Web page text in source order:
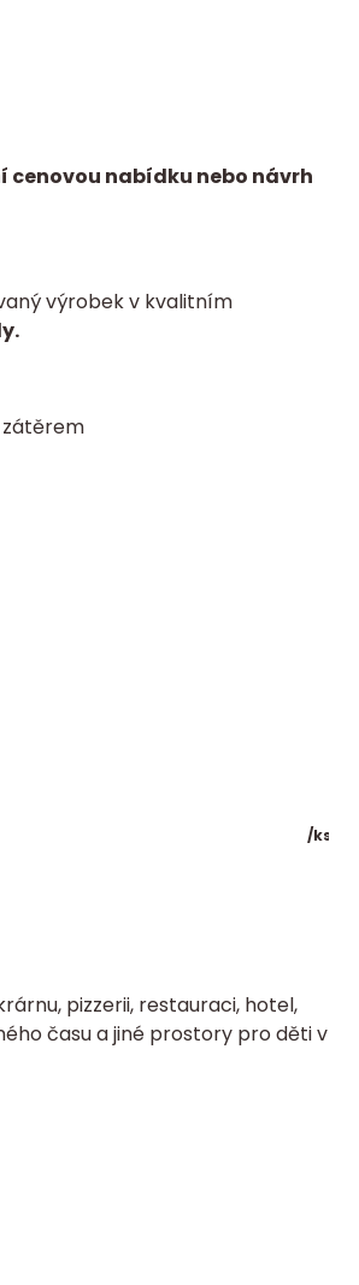
/ks
nabídku nebo návrh
výrobek v kvalitním
zátěrem
pizzerii, restauraci, hotel,
času a jiné prostory pro děti v